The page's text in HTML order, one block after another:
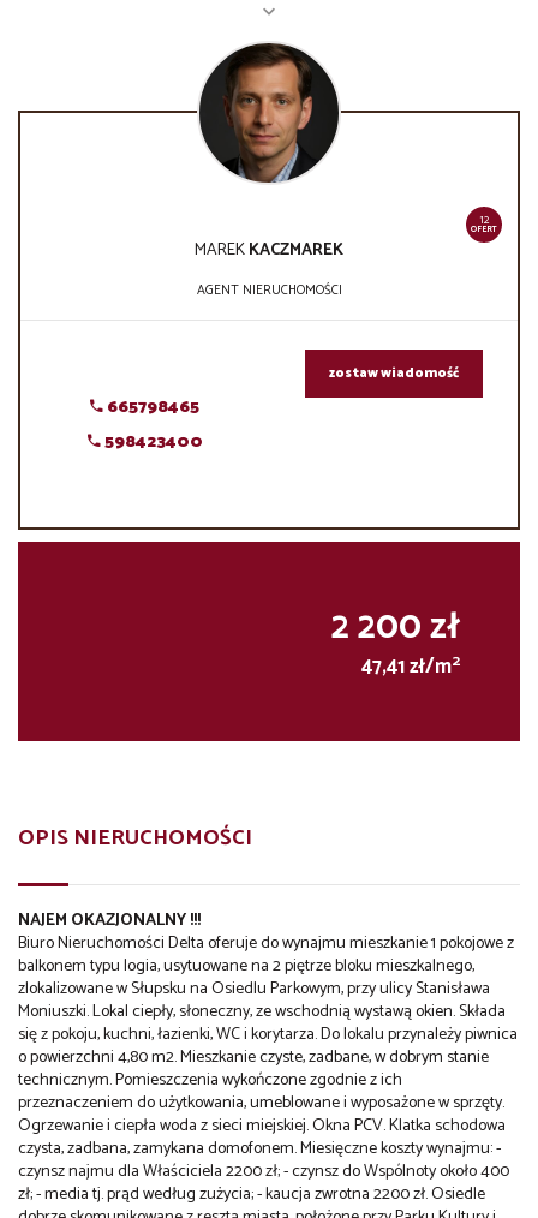
12
OFERT
MAREKKACZMAREK
AGENT NIERUCHOMOŚCI
665798465
598423400
zostaw wiadomość
2 200 zł
47,41 zł/m2
OPIS NIERUCHOMOŚCI
NAJEM OKAZJONALNY !!!
Biuro Nieruchomości Delta oferuje do wynajmu mieszkanie 1 pokojowe z
balkonem typu logia, usytuowane na 2 piętrze bloku mieszkalnego,
zlokalizowane w Słupsku na Osiedlu Parkowym, przy ulicy Stanisława
Moniuszki. Lokal ciepły, słoneczny, ze wschodnią wystawą okien. Składa
się z pokoju, kuchni, łazienki, WC i korytarza. Do lokalu przynależy piwnica
o powierzchni 4,80 m2. Mieszkanie czyste, zadbane, w dobrym stanie
technicznym. Pomieszczenia wykończone zgodnie z ich
przeznaczeniem do użytkowania, umeblowane i wyposażone w sprzęty.
Ogrzewanie i ciepła woda z sieci miejskiej. Okna PCV. Klatka schodowa
czysta, zadbana, zamykana domofonem. Miesięczne koszty wynajmu: -
czynsz najmu dla Właściciela 2200 zł; - czynsz do Wspólnoty około 400
zł; - media tj. prąd według zużycia; - kaucja zwrotna 2200 zł. Osiedle